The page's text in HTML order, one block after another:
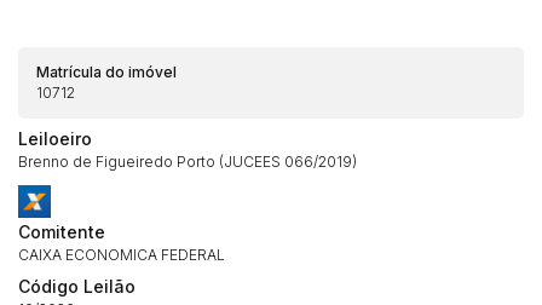
Matrícula do imóvel
10712
Leiloeiro
Brenno de Figueiredo Porto (JUCEES 066/2019)
Comitente
CAIXA ECONOMICA FEDERAL
Código Leilão